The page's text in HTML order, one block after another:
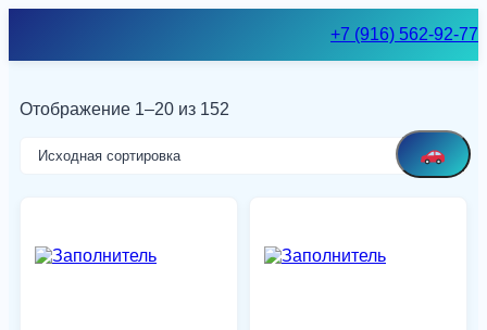
+7 (916) 562-92-77
Отображение 1–20 из 152